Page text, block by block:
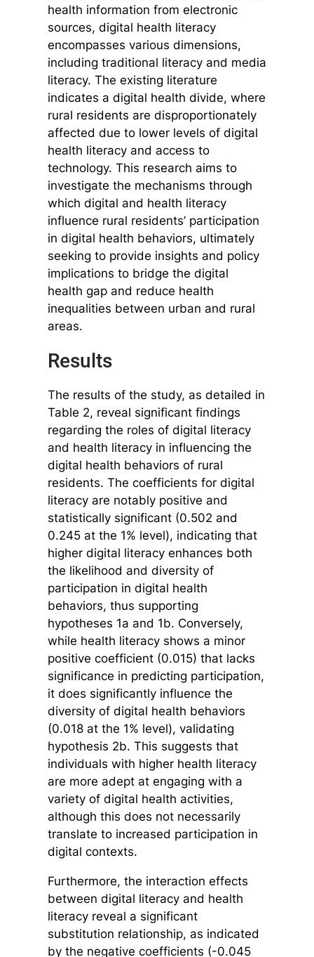
health information from electronic
sources, digital health literacy
encompasses various dimensions,
including traditional literacy and media
literacy. The existing literature
indicates a digital health divide, where
rural residents are disproportionately
affected due to lower levels of digital
health literacy and access to
technology. This research aims to
investigate the mechanisms through
which digital and health literacy
influence rural residents’ participation
in digital health behaviors, ultimately
seeking to provide insights and policy
implications to bridge the digital
health gap and reduce health
inequalities between urban and rural
areas.
Results
The results of the study, as detailed in
Table 2, reveal significant findings
regarding the roles of digital literacy
and health literacy in influencing the
digital health behaviors of rural
residents. The coefficients for digital
literacy are notably positive and
statistically significant (0.502 and
0.245 at the 1% level), indicating that
higher digital literacy enhances both
the likelihood and diversity of
participation in digital health
behaviors, thus supporting
hypotheses 1a and 1b. Conversely,
while health literacy shows a minor
positive coefficient (0.015) that lacks
significance in predicting participation,
it does significantly influence the
diversity of digital health behaviors
(0.018 at the 1% level), validating
hypothesis 2b. This suggests that
individuals with higher health literacy
are more adept at engaging with a
variety of digital health activities,
although this does not necessarily
translate to increased participation in
digital contexts.
Furthermore, the interaction effects
between digital literacy and health
literacy reveal a significant
substitution relationship, as indicated
by the negative coefficients (-0.045